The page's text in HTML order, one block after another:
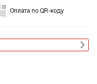
Оплата по QR-коду